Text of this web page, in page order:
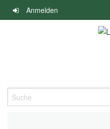
Navigation
überspringen
Anmelden
Suche